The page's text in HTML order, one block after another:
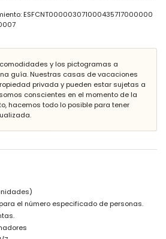
riñón de 12m x 5m y 2m de profundidad
1 está cubierta
al aire libre
privadas
(a menos de 10 kilómetros de la villa)
Xàbia (a menos de 3 kilómetros de la
Alicante (a menos de 100 kilómetros de la
ESFCNT000003071000435717000000
comodidades y los pictogramas a
guía. Nuestras casas de vacaciones
privada y pueden estar sujetas a
conscientes en el momento de la
hacemos todo lo posible para tener
el número especificado de personas.